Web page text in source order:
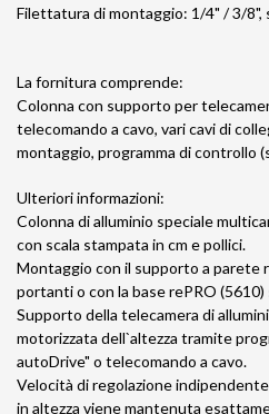
Filettatura di montaggio: 1/4" / 3/
La fornitura comprende:
Colonna con supporto per
telecomando a cavo, vari cavi di
montaggio, programma di controllo
Ulteriori informazioni:
Colonna di alluminio speciale
con scala stampata in cm e pollici.
Montaggio con il supporto a parete
portanti o con la base rePRO
Supporto della telecamera di
motorizzata dell`altezza tramite
autoDrive" o telecomando a cavo.
Velocità di regolazione
in altezza viene mantenuta